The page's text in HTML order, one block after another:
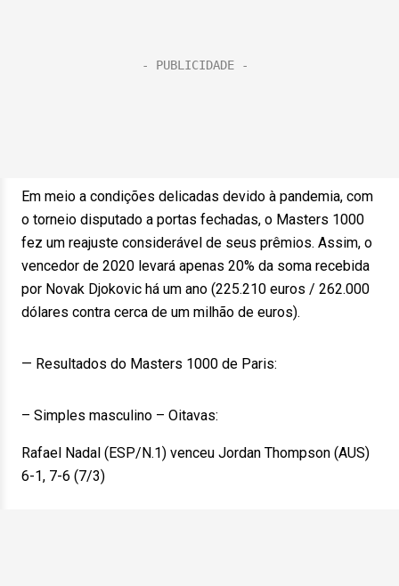
Em meio a condições delicadas devido à pandemia, com
o torneio disputado a portas fechadas, o Masters 1000
fez um reajuste considerável de seus prêmios. Assim, o
vencedor de 2020 levará apenas 20% da soma recebida
por Novak Djokovic há um ano (225.210 euros / 262.000
dólares contra cerca de um milhão de euros).
— Resultados do Masters 1000 de Paris:
– Simples masculino – Oitavas:
Rafael Nadal (ESP/N.1) venceu Jordan Thompson (AUS)
6-1, 7-6 (7/3)